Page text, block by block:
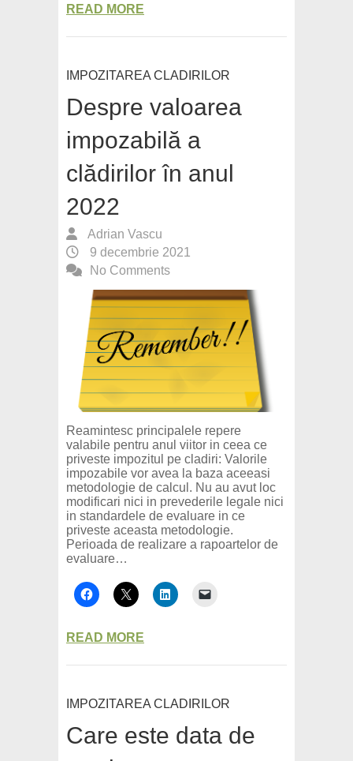
READ MORE
IMPOZITAREA CLADIRILOR
Despre valoarea
impozabilă a
clădirilor în anul
2022
Adrian Vascu
9 decembrie 2021
No Comments
Reamintesc principalele repere
valabile pentru anul viitor in ceea ce
priveste impozitul pe cladiri: Valorile
impozabile vor avea la baza aceeasi
metodologie de calcul. Nu au avut loc
modificari nici in prevederile legale nici
in standardele de evaluare in ce
priveste aceasta metodologie.
Perioada de realizare a rapoartelor de
evaluare…
READ MORE
IMPOZITAREA CLADIRILOR
Care este data de